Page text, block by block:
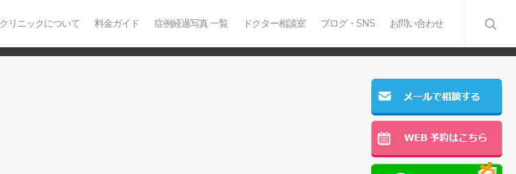
クリニックについて 料金ガイド 症例経過写真 一覧 ドクター相談室 ブログ・SNS お問い合わせ